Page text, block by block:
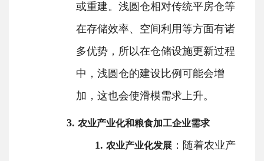
或重建。浅圆仓相对传统平房仓等
在存储效率、空间利用等方面有诸
多优势，所以在仓储设施更新过程
中，浅圆仓的建设比例可能会增
加，这也会使滑模需求上升。
3. 农业产业化和粮食加工企业需求
1. 农业产业化发展：随着农业产